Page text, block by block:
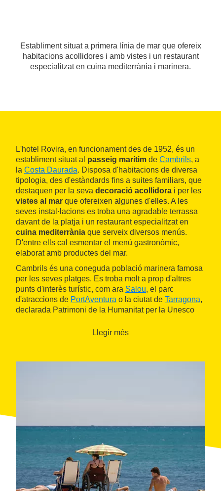
Establiment situat a primera línia de mar que ofereix
habitacions acollidores i amb vistes i un restaurant
especialitzat en cuina mediterrània i marinera.
L'hotel Rovira, en funcionament des de 1952, és un
establiment situat al passeig marítim de Cambrils, a
la Costa Daurada. Disposa d'habitacions de diversa
tipologia, des d'estàndards fins a suites familiars, que
destaquen per la seva decoració acollidora i per les
vistes al mar que ofereixen algunes d'elles. A les
seves instal·lacions es troba una agradable terrassa
davant de la platja i un restaurant especialitzat en
cuina mediterrània que serveix diversos menús.
D'entre ells cal esmentar el menú gastronòmic,
elaborat amb productes del mar.
Cambrils és una coneguda població marinera famosa
per les seves platges. Es troba molt a prop d'altres
punts d'interès turístic, com ara Salou, el parc
d'atraccions de PortAventura o la ciutat de Tarragona,
declarada Patrimoni de la Humanitat per la Unesco
Llegir més